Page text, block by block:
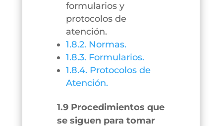
formularios y
protocolos de
atención.
1.8.2. Normas.
1.8.3. Formularios.
1.8.4. Protocolos de
Atención.
1.9 Procedimientos que
se siguen para tomar